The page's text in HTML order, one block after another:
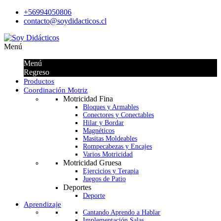
+56994050806
contacto@soydidacticos.cl
Menú
Menú
Regreso
Productos
Coordinación Motriz
Motricidad Fina
Bloques y Armables
Conectores y Conectables
Hilar y Bordar
Magnéticos
Masitas Moldeables
Rompecabezas y Encajes
Varios Motricidad
Motricidad Gruesa
Ejercicios y Terapia
Juegos de Patio
Deportes
Deporte
Aprendizaje
Cantando Aprendo a Hablar